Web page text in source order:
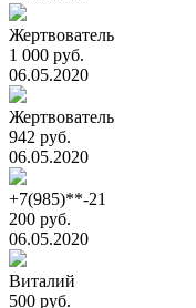
Жертвователь
1 000 руб.
06.05.2020
Жертвователь
942 руб.
06.05.2020
+7(985)**-21
200 руб.
06.05.2020
Виталий
500 руб.